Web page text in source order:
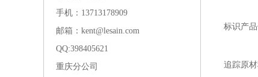
手机：13713178909
邮箱：kent@lesain.com
QQ:398405621
重庆分公司
标识产
追踪原